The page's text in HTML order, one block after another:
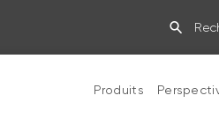
Produits